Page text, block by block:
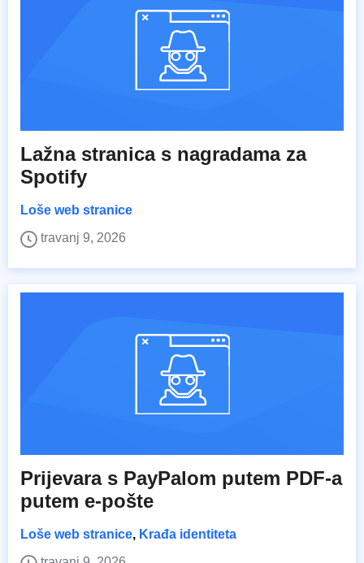
Lažna stranica s nagradama za
Spotify
Loše web stranice
travanj 9, 2026
Prijevara s PayPalom putem PDF-a
putem e-pošte
Loše web stranice, Krađa identiteta